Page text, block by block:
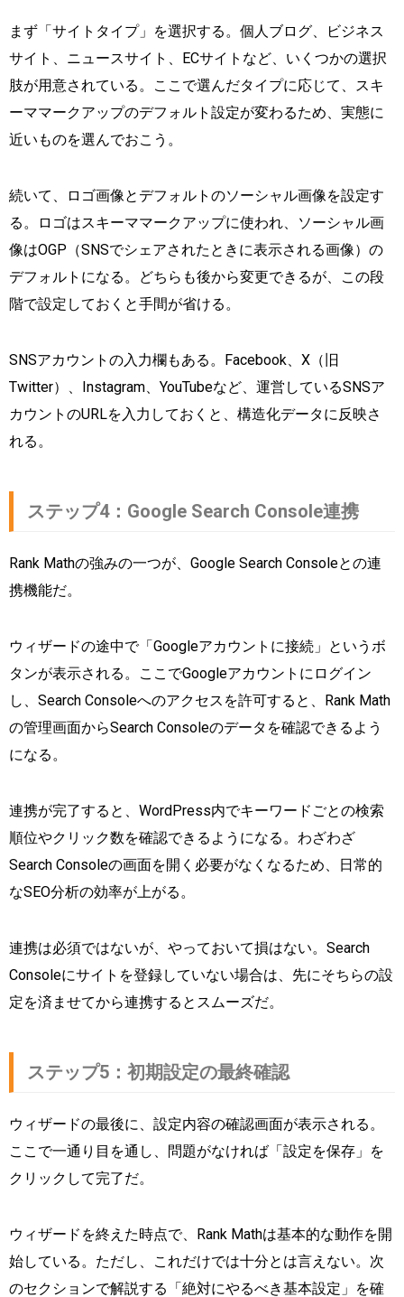
まず「サイトタイプ」を選択する。個人ブログ、ビジネス
サイト、ニュースサイト、ECサイトなど、いくつかの選択
肢が用意されている。ここで選んだタイプに応じて、スキ
ーママークアップのデフォルト設定が変わるため、実態に
近いものを選んでおこう。
続いて、ロゴ画像とデフォルトのソーシャル画像を設定す
る。ロゴはスキーママークアップに使われ、ソーシャル画
像はOGP（SNSでシェアされたときに表示される画像）の
デフォルトになる。どちらも後から変更できるが、この段
階で設定しておくと手間が省ける。
SNSアカウントの入力欄もある。Facebook、X（旧
Twitter）、Instagram、YouTubeなど、運営しているSNSア
カウントのURLを入力しておくと、構造化データに反映さ
れる。
ステップ4：Google Search Console連携
Rank Mathの強みの一つが、Google Search Consoleとの連
携機能だ。
ウィザードの途中で「Googleアカウントに接続」というボ
タンが表示される。ここでGoogleアカウントにログイン
し、Search Consoleへのアクセスを許可すると、Rank Math
の管理画面からSearch Consoleのデータを確認できるよう
になる。
連携が完了すると、WordPress内でキーワードごとの検索
順位やクリック数を確認できるようになる。わざわざ
Search Consoleの画面を開く必要がなくなるため、日常的
なSEO分析の効率が上がる。
連携は必須ではないが、やっておいて損はない。Search
Consoleにサイトを登録していない場合は、先にそちらの設
定を済ませてから連携するとスムーズだ。
ステップ5：初期設定の最終確認
ウィザードの最後に、設定内容の確認画面が表示される。
ここで一通り目を通し、問題がなければ「設定を保存」を
クリックして完了だ。
ウィザードを終えた時点で、Rank Mathは基本的な動作を開
始している。ただし、これだけでは十分とは言えない。次
のセクションで解説する「絶対にやるべき基本設定」を確